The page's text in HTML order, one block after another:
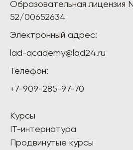
Образовательная лицензия
52/00652634
Электронный адрес:
lad-academy@lad24.ru
Телефон:
+7-909-285-97-70
Курсы
IT-интернатура
Продвинутые курсы